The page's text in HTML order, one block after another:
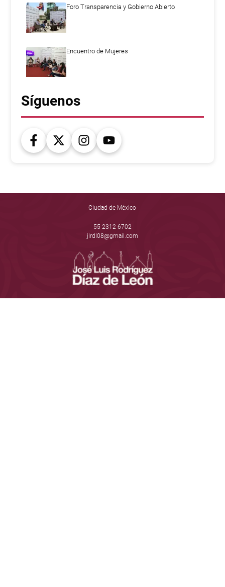
Foro Transparencia y Gobierno Abierto
Encuentro de Mujeres
Síguenos
Ciudad de México
55 2312 6702
jlrdl08@gmail.com